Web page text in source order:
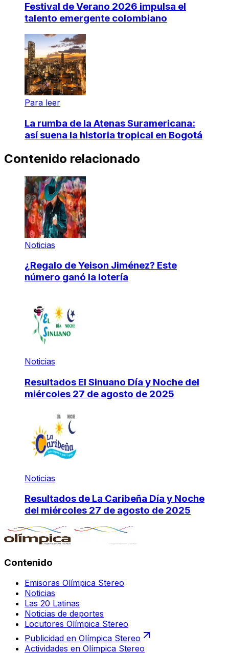
Festival de Verano 2026 impulsa el
talento emergente colombiano
Para leer
La rumba de la Atenas Suramericana:
así suena la historia tropical en Bogotá
Contenido relacionado
Noticias
¿Regalo de Yeison Jiménez? Este
número ganó la lotería
Noticias
Resultados El Sinuano Día y Noche del
miércoles 27 de agosto de 2025
Noticias
Resultados de La Caribeña Día y Noche
del miércoles 27 de agosto de 2025
Contenido
Emisoras Olímpica Stereo
Noticias
Las 20 Latinas
Noticias de deportes
Locutores Olímpica Stereo
Publicidad en Olímpica Stereo
Actividades en Olímpica Stereo